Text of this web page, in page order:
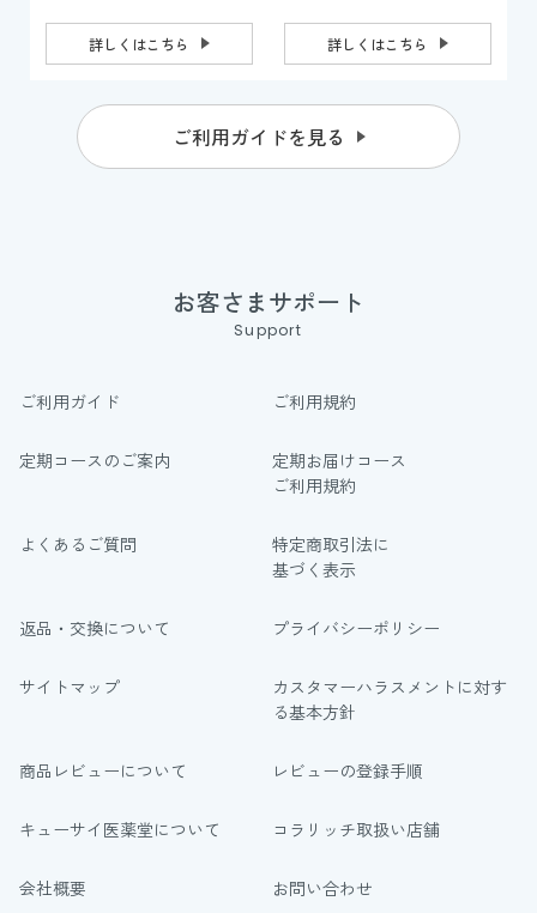
詳しくはこちら 詳しくはこちら
ご利用ガイドを見る
お客さまサポート
Support
ご利用ガイド ご利用規約
定期コースのご案内
定期お届けコース
ご利用規約
よくあるご質問
特定商取引法に
基づく表示
返品・交換について プライバシーポリシー
サイトマップ
カスタマーハラスメントに対す
る基本方針
商品レビューについて レビューの登録手順
キューサイ医薬堂について コラリッチ取扱い店舗
会社概要 お問い合わせ